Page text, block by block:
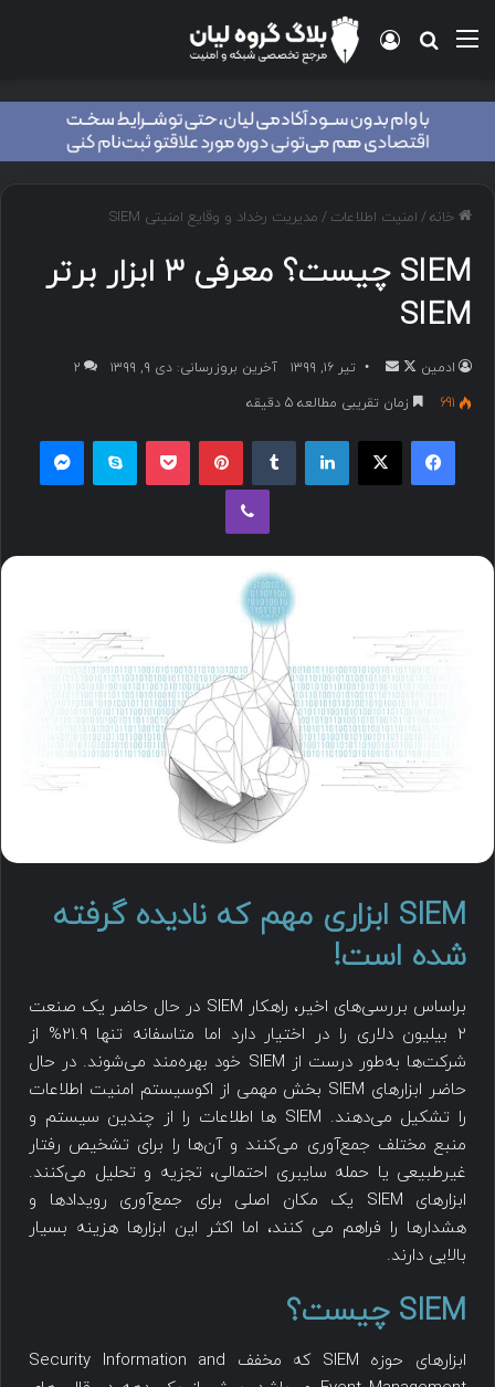
خانه/ امنیت اطلاعات / مدیریت رخداد و وقایع امنیتی SIEM
SIEM چیست؟ معرفی ۳ ابزار برتر
SIEM
ادمین تیر ۱۶, ۱۳۹۹ آخرین بروزرسانی: دی ۹, ۱۳۹۹
۲
691
زمان تقریبی مطالعه 5 دقیقه
SIEM ابزاری مهم که نادیده گرفته
شده است!
براساس بررسی‌های اخیر، راهکار SIEM در حال حاضر یک صنعت
2 بیلیون دلاری را در اختیار دارد اما متاسفانه تنها 21.9% از
شرکت‌ها به‌طور درست از SIEM خود بهره‌مند می‌شوند. در حال
حاضر ابزارهای SIEM بخش مهمی از اکوسیستم امنیت اطلاعات
را تشکیل می‌دهند. SIEM ها اطلاعات را از چندین سیستم و
منبع مختلف جمع‌آوری می‌کنند و آن‌ها را برای تشخیص رفتار
غیرطبیعی یا حمله سایبری احتمالی، تجزیه و تحلیل می‌کنند.
ابزارهای SIEM یک مکان اصلی برای جمع‌آوری‌ رویدادها و
هشدارها را فراهم می کنند، اما اکثر این ابزارها هزینه بسیار
بالایی دارند.
SIEM چیست؟
ابزارهای حوزه SIEM که مخفف Security Information and